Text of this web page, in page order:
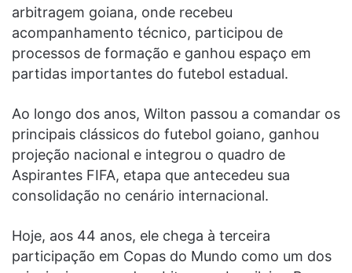
arbitragem goiana, onde recebeu
acompanhamento técnico, participou de
processos de formação e ganhou espaço em
partidas importantes do futebol estadual.
Ao longo dos anos, Wilton passou a comandar os
principais clássicos do futebol goiano, ganhou
projeção nacional e integrou o quadro de
Aspirantes FIFA, etapa que antecedeu sua
consolidação no cenário internacional.
Hoje, aos 44 anos, ele chega à terceira
participação em Copas do Mundo como um dos